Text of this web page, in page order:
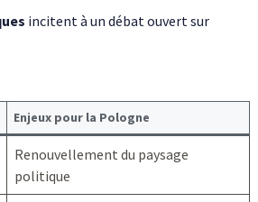
incitent à un débat ouvert sur
Enjeux pour la Pologne
Renouvellement du paysage
politique